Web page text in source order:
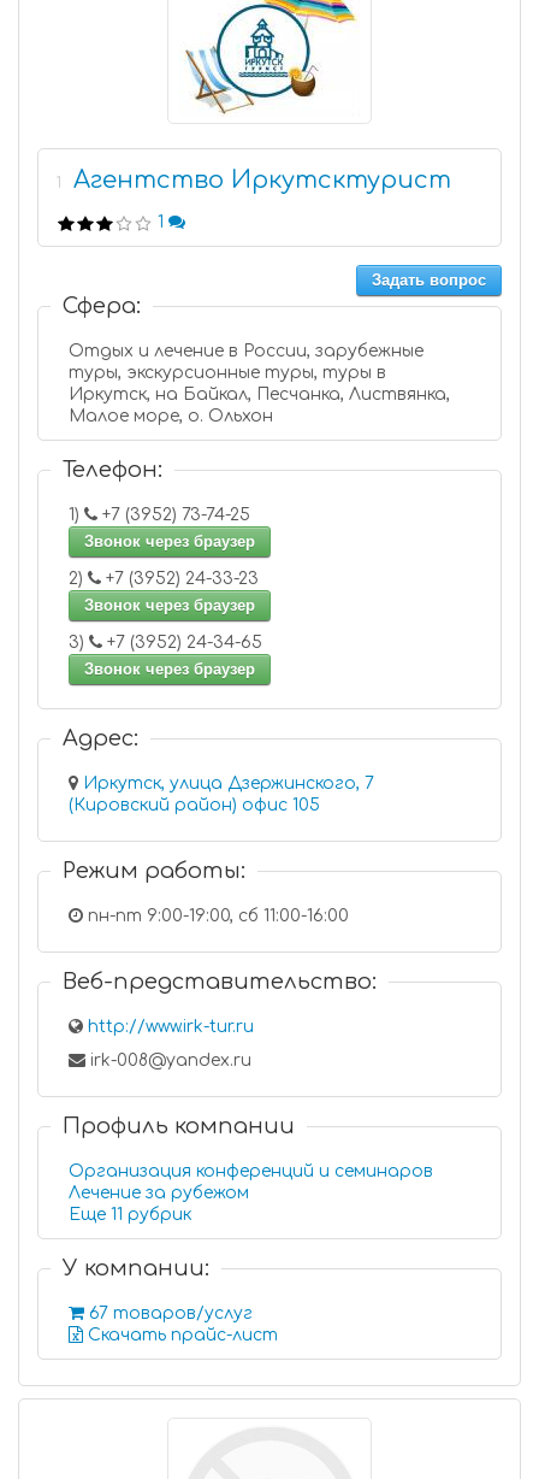
1 Агентство Иркутсктурист
1
Задать вопрос
Сфера:
Отдых и лечение в России, зарубежные
туры, экскурсионные туры, туры в
Иркутск, на Байкал, Песчанка, Листвянка,
Малое море, о. Ольхон
Телефон:
1)
+7 (3952) 73-74-25
Звонок через браузер
2)
+7 (3952) 24-33-23
Звонок через браузер
3)
+7 (3952) 24-34-65
Звонок через браузер
Адрес:
Иркутск, улица Дзержинского, 7
(Кировский район) офис 105
Режим работы:
пн-пт 9:00-19:00, сб 11:00-16:00
Веб-представительство:
http://www.irk-tur.ru
irk-008@yandex.ru
Профиль компании
Организация конференций и семинаров
Лечение за рубежом
Еще 11 рубрик
У компании:
67 товаров/услуг
Скачать прайс-лист